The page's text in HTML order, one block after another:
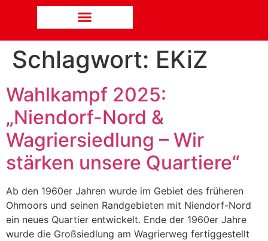
Schlagwort: EKiZ
Wahlkampf 2025:
„Niendorf-Nord &
Wagriersiedlung – Wir
stärken unsere Quartiere“
Ab den 1960er Jahren wurde im Gebiet des früheren
Ohmoors und seinen Randgebieten mit Niendorf-Nord
ein neues Quartier entwickelt. Ende der 1960er Jahre
wurde die Großsiedlung am Wagrierweg fertiggestellt